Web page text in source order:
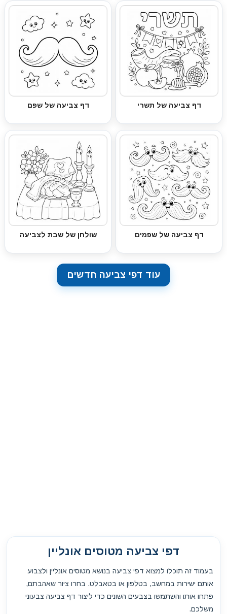
דף צביעה של תשרי דף צביעה של שפם
דף צביעה של שפמים שולחן של שבת לצביעה
עוד דפי צביעה חדשים
דפי צביעה מטוסים אונליין
בעמוד זה תוכלו למצוא דפי צביעה בנושא מטוסים אונליין ולצבוע
אותם ישירות במחשב, בטלפון או בטאבלט. בחרו ציור שאהבתם,
פתחו אותו והשתמשו בצבעים השונים כדי ליצור דף צביעה צבעוני
משלכם.